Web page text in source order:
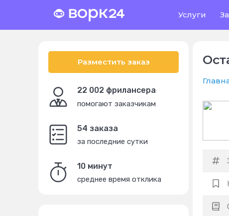
Услуги
Разместить заказ
22 002 фрилансера
помогают заказчикам
54 заказа
за последние сутки
10 минут
среднее время отклика